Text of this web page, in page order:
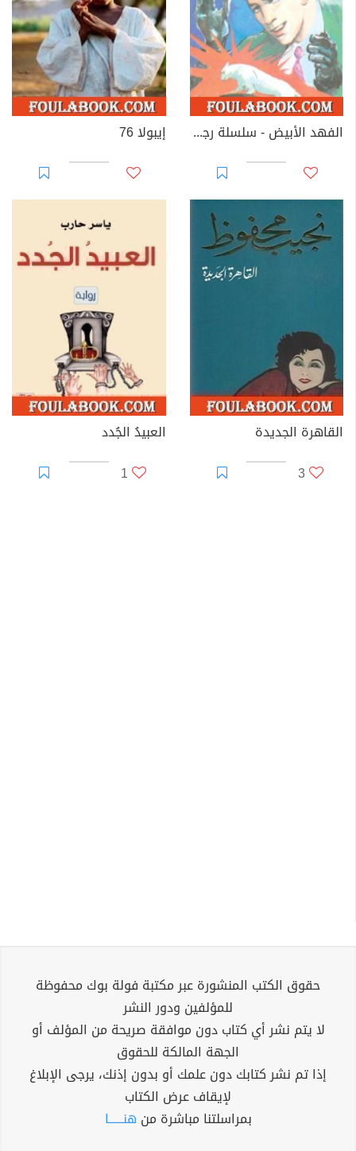
الفهد الأبيض - سلسلة رجل المستحيل إيبولا 76
القاهرة الجديدة
3
العبيدُ الجُدد
1
حقوق الكتب المنشورة عبر مكتبة فولة بوك محفوظة
للمؤلفين ودور النشر
لا يتم نشر أي كتاب دون موافقة صريحة من المؤلف أو
الجهة المالكة للحقوق
إذا تم نشر كتابك دون علمك أو بدون إذنك، يرجى الإبلاغ
لإيقاف عرض الكتاب
بمراسلتنا مباشرة من هنــــــا